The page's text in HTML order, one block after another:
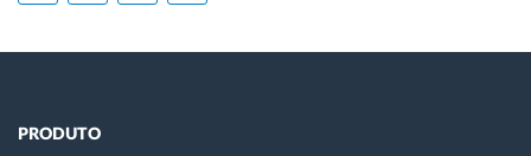
PRODUTO